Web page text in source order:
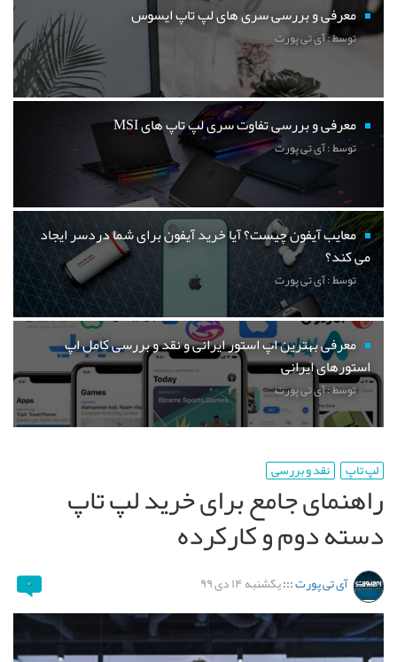
معرفی و بررسی سری های لپ تاپ ایسوس
توسط : آی تی پورت
معرفی و بررسی تفاوت سری لپ تاپ های MSI
توسط : آی تی پورت
معایب آیفون چیست؟ آیا خرید آیفون برای شما دردسر ایجاد
می کند؟
توسط : آی تی پورت
معرفی بهترین اپ استور ایرانی و نقد و بررسی کامل اپ
استورهای ایرانی
توسط : آی تی پورت
لپ تاپ نقد و بررسی
راهنمای جامع برای خرید لپ تاپ
دسته دوم و کارکرده
آی تی پورت:::یکشنبه ۱۴ دی ۹۹ ۰